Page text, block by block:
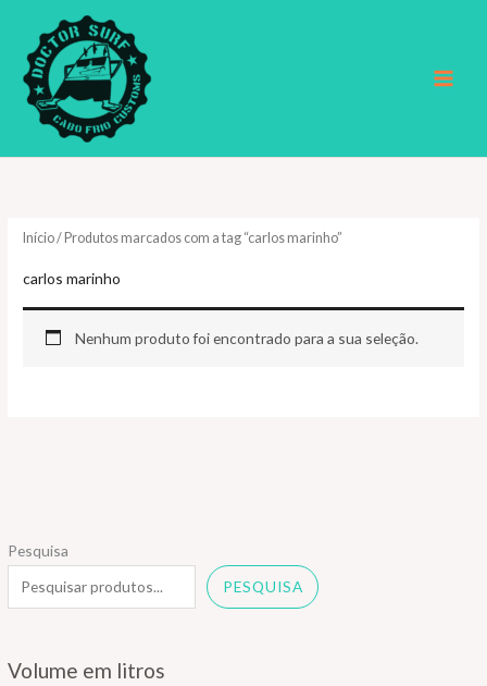
conteúdo
Pesquisa
PESQUISA
Volume em litros
Início/ Produtos marcados com a tag “carlos marinho”
carlos marinho
Nenhum produto foi encontrado para a sua seleção.